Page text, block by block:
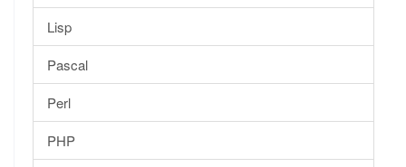
Lisp
Pascal
Perl
PHP